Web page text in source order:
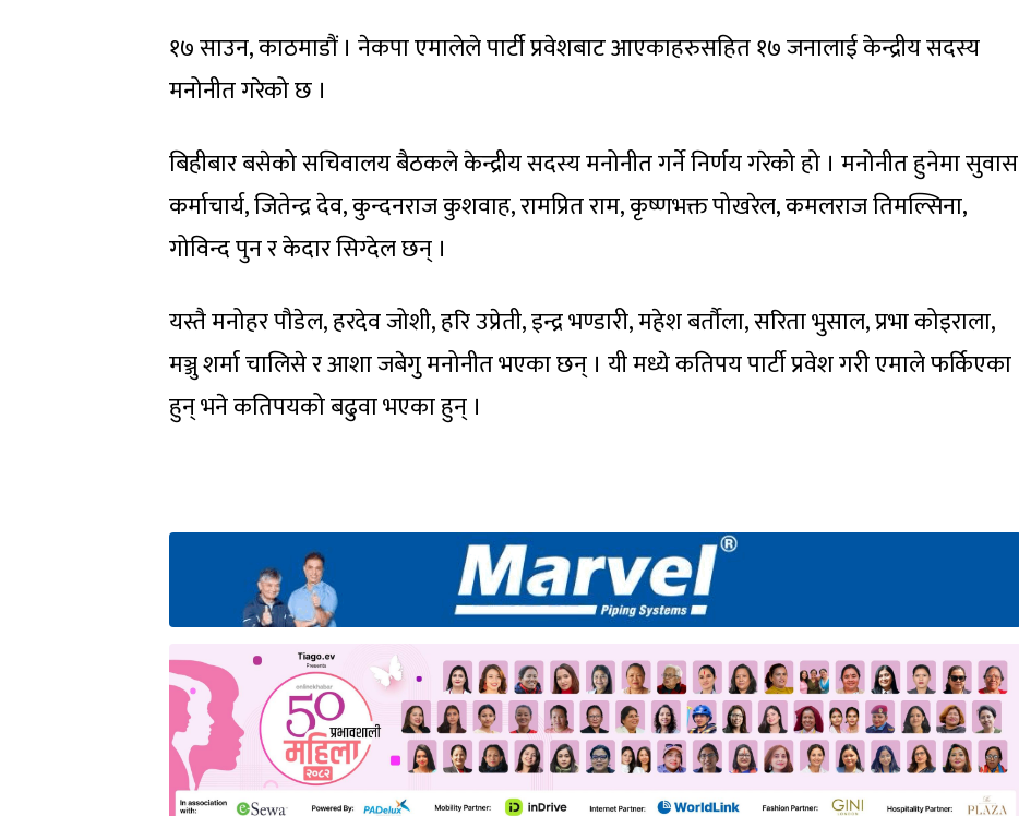
१७ साउन, काठमाडौं । नेकपा एमालेले पार्टी प्रवेशबाट आएकाहरुसहित १७ जनालाई केन्द्रीय सदस्य
मनोनीत गरेको छ ।
बिहीबार बसेको सचिवालय बैठकले केन्द्रीय सदस्य मनोनीत गर्ने निर्णय गरेको हो । मनोनीत हुनेमा सुवास
कर्माचार्य, जितेन्द्र देव, कुन्दनराज कुशवाह, रामप्रित राम, कृष्णभक्त पोखरेल, कमलराज तिमल्सिना,
गोविन्द पुन र केदार सिग्देल छन् ।
यस्तै मनोहर पौडेल, हरदेव जोशी, हरि उप्रेती, इन्द्र भण्डारी, महेश बर्ताैला, सरिता भुसाल, प्रभा कोइराला,
मञ्जु शर्मा चालिसे र आशा जबेगु मनोनीत भएका छन् । यी मध्ये कतिपय पार्टी प्रवेश गरी एमाले फर्किएका
हुन् भने कतिपयको बढुवा भएका हुन् ।